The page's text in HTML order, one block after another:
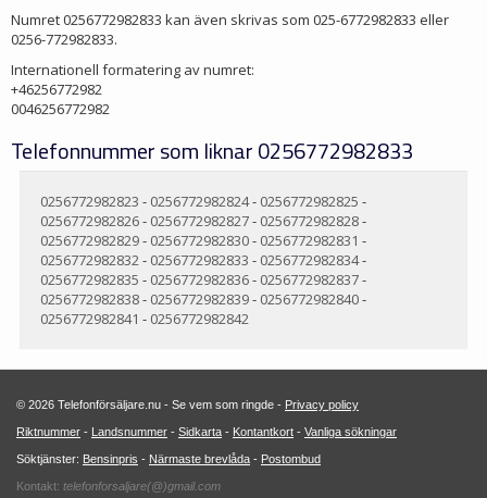
Numret 0256772982833 kan även skrivas som 025-6772982833 eller
0256-772982833.
Internationell formatering av numret:
+46256772982
0046256772982
Telefonnummer som liknar 0256772982833
0256772982823 - 0256772982824- 0256772982825 -
0256772982826- 0256772982827- 0256772982828-
0256772982829- 0256772982830- 0256772982831 -
0256772982832- 0256772982833 - 0256772982834-
0256772982835 - 0256772982836- 0256772982837-
0256772982838- 0256772982839- 0256772982840-
0256772982841 - 0256772982842
© 2026 Telefonförsäljare.nu - Se vem som ringde - Privacy policy
Riktnummer - Landsnummer - Sidkarta - Kontantkort - Vanliga sökningar
Söktjänster: Bensinpris - Närmaste brevlåda - Postombud
Kontakt: telefonforsaljare(@)gmail.com